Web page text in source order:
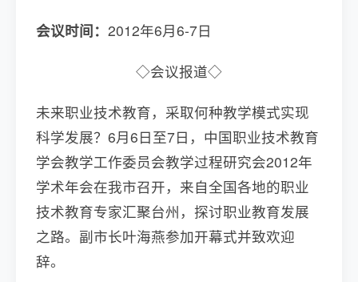
会议时间： 2012年6月6-7日
◇会议报道◇
未来职业技术教育，采取何种教学模式实现
科学发展？6月6日至7日，中国职业技术教育
学会教学工作委员会教学过程研究会2012年
学术年会在我市召开，来自全国各地的职业
技术教育专家汇聚台州，探讨职业教育发展
之路。副市长叶海燕参加开幕式并致欢迎
辞。